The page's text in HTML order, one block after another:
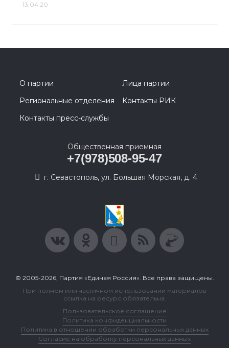
13.04.20
О партии
Лица партии
Региональные отделения
Контакты РИК
Контакты пресс-службы
Общественная приемная
+7(978)508-95-47
г. Севастополь, ул. Большая Морская, д. 4
© 2005-2026, Партия «Единая Россия». Все права защищены.
При полном или частичном использовании материалов
ссылка на ресурс обязательна.
Пользовательское соглашение
Политика конфиденциальности
Политика в отношении обработки персональных данных
Согласие на обработку персональных данных